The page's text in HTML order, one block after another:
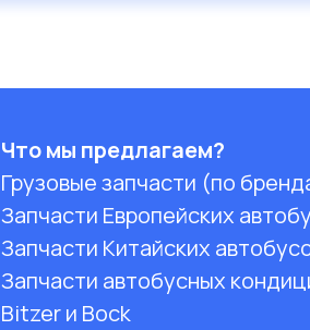
Что мы предлагаем?
Грузовые запчасти (по
Запчасти Европейских
Запчасти Китайских
Запчасти автобусных
Bitzer и Bock